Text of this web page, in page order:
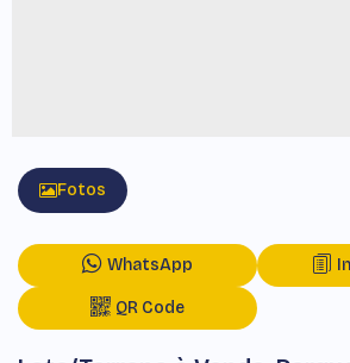
Fotos
WhatsApp
QR Code